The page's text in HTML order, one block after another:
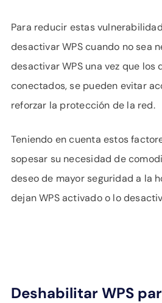
Para reducir estas
desactivar WPS cuando no sea
desactivar WPS una vez que los
conectados, se pueden evitar
reforzar la protección de la red.
Teniendo en cuenta estos
sopesar su necesidad de
deseo de mayor seguridad a la
dejan WPS activado o lo
Deshabilitar WPS